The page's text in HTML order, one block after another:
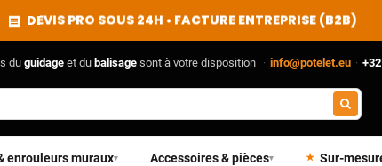
DEVIS PRO SOUS 24H • FACTURE ENTREPRISE (B2B)
du guidageet du balisagesont à votre disposition · info@potelet.eu ·
enrouleurs muraux▾ Accessoires & pièces▾ Sur-